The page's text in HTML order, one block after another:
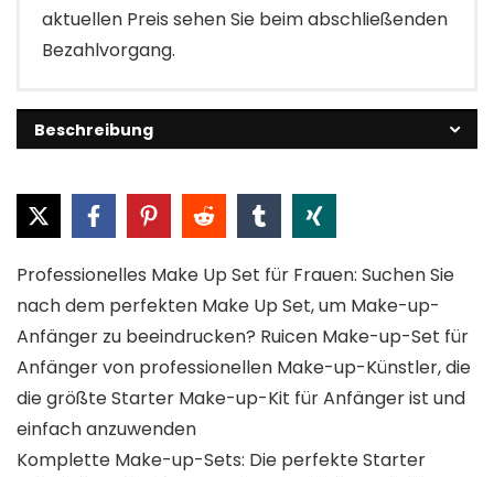
aktuellen Preis sehen Sie beim abschließenden
Bezahlvorgang.
Beschreibung
Professionelles Make Up Set für Frauen: Suchen Sie
nach dem perfekten Make Up Set, um Make-up-
Anfänger zu beeindrucken? Ruicen Make-up-Set für
Anfänger von professionellen Make-up-Künstler, die
die größte Starter Make-up-Kit für Anfänger ist und
einfach anzuwenden
Komplette Make-up-Sets: Die perfekte Starter